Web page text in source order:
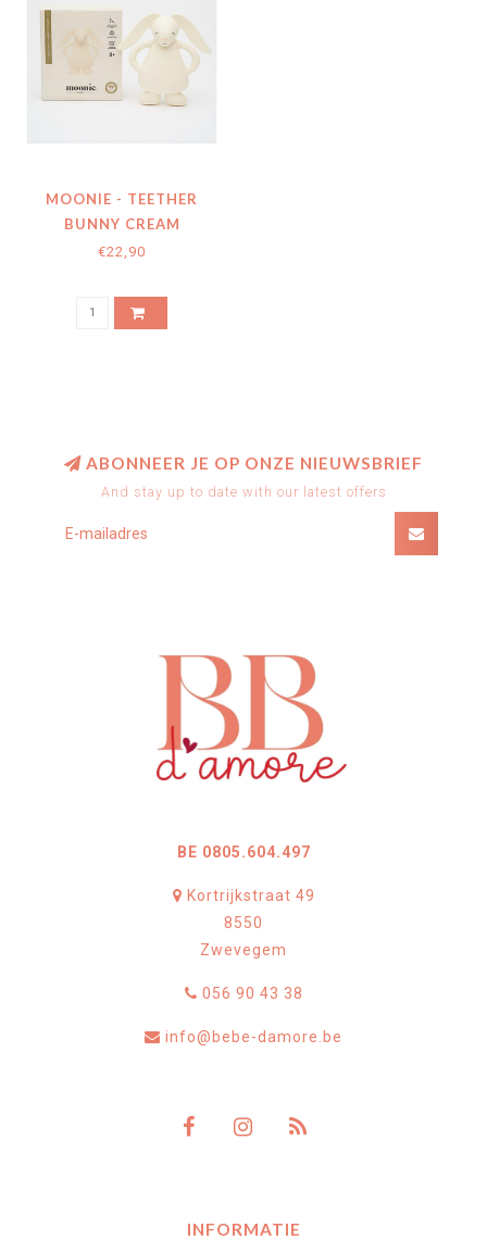
MOONIE - TEETHER
BUNNY CREAM
€22,90
ABONNEER JE OP ONZE NIEUWSBRIEF
And stay up to date with our latest offers
BE 0805.604.497
Kortrijkstraat 49
8550
Zwevegem
056 90 43 38
info@bebe-damore.be
INFORMATIE